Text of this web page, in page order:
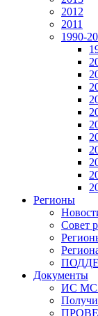
2012
2011
1990-
Регионы
Совет
Документы
ИС